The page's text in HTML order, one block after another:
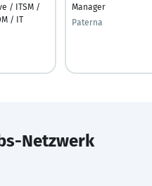
/ ITSM /
/ IT
Manager
Paterna
Netzwerk